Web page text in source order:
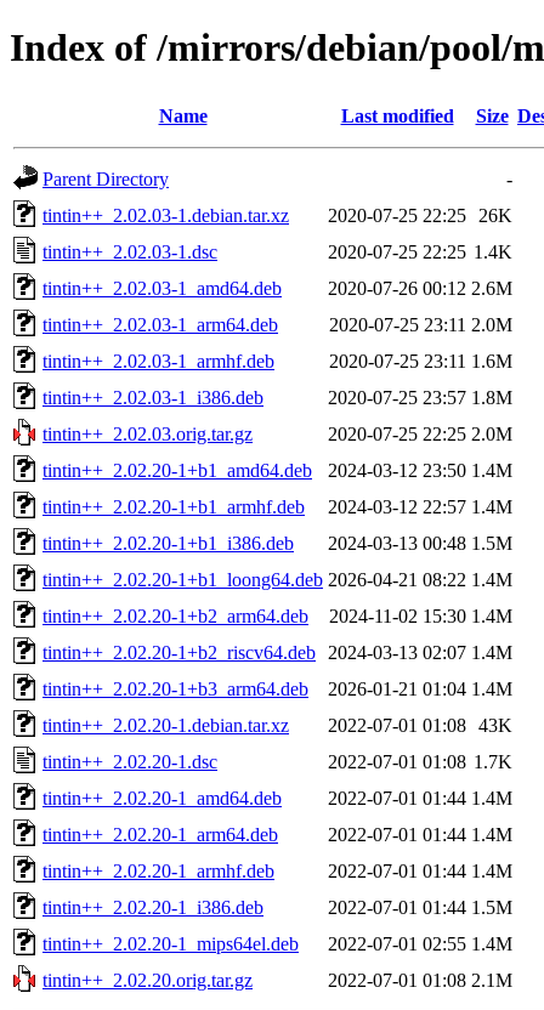
Index of /mirrors/debian/pool/
Name Last modified Size
Parent Directory
-
tintin++_2.02.03-1.debian.tar.xz
2020-07-25 22:25
26K
tintin++_2.02.03-1.dsc
2020-07-25 22:25 1.4K
tintin++_2.02.03-1_amd64.deb
2020-07-26 00:12 2.6M
tintin++_2.02.03-1_arm64.deb
2020-07-25 23:11 2.0M
tintin++_2.02.03-1_armhf.deb
2020-07-25 23:11 1.6M
tintin++_2.02.03-1_i386.deb
2020-07-25 23:57 1.8M
tintin++_2.02.03.orig.tar.gz
2020-07-25 22:25 2.0M
tintin++_2.02.20-1+b1_amd64.deb
2024-03-12 23:50 1.4M
tintin++_2.02.20-1+b1_armhf.deb
2024-03-12 22:57 1.4M
tintin++_2.02.20-1+b1_i386.deb
2024-03-13 00:48 1.5M
tintin++_2.02.20-1+b1_loong64.deb 2026-04-21 08:22 1.4M
tintin++_2.02.20-1+b2_arm64.deb
2024-11-02 15:30 1.4M
tintin++_2.02.20-1+b2_riscv64.deb
2024-03-13 02:07 1.4M
tintin++_2.02.20-1+b3_arm64.deb
2026-01-21 01:04 1.4M
tintin++_2.02.20-1.debian.tar.xz
2022-07-01 01:08 43K
tintin++_2.02.20-1.dsc
2022-07-01 01:08 1.7K
tintin++_2.02.20-1_amd64.deb
2022-07-01 01:44 1.4M
tintin++_2.02.20-1_arm64.deb
2022-07-01 01:44 1.4M
tintin++_2.02.20-1_armhf.deb
2022-07-01 01:44 1.4M
tintin++_2.02.20-1_i386.deb
2022-07-01 01:44 1.5M
tintin++_2.02.20-1_mips64el.deb
2022-07-01 02:55 1.4M
tintin++_2.02.20.orig.tar.gz
2022-07-01 01:08 2.1M